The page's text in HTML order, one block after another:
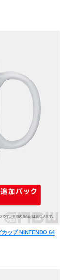
ップ NINTENDO 64